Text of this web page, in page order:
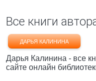
Все книги
ДАРЬЯ КАЛИНИНА
Дарья Калинина - все
сайте онлайн